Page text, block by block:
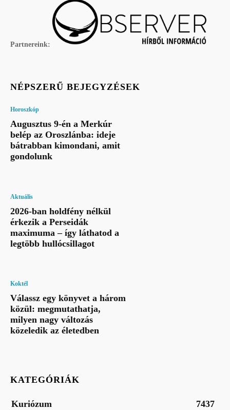
Partnereink:
NÉPSZERŰ BEJEGYZÉSEK
Horoszkóp
Augusztus 9-én a Merkúr
belép az Oroszlánba: ideje
bátrabban kimondani, amit
gondolunk
Aktuális
2026-ban holdfény nélkül
érkezik a Perseidák
maximuma – így láthatod a
legtöbb hullócsillagot
Koktél
Válassz egy könyvet a három
közül: megmutathatja,
milyen nagy változás
közeledik az életedben
KATEGÓRIÁK
Kuriózum
7437